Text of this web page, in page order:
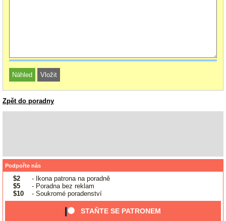
Zpět do poradny
Podpořte nás
$2
- Ikona patrona na poradně
$5
- Poradna bez reklam
$10
- Soukromé poradenství
STAŇTE SE PATRONEM